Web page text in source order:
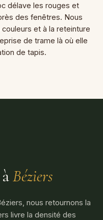
délave les rouges et
des fenêtres. Nous
et à la reteinture
de trame là où elle
de tapis.
Béziers
nous retournons la
livre la densité des